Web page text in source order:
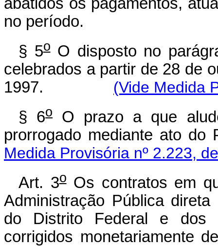
abatidos os pagamentos,
no período.
§ 5oO disposto no
celebrados a partir de 28 de
1997.
(Vide Medida
§ 6oO prazo a que
prorrogado mediante
Medida Provisória nº 2.223,
Art. 3oOs contratos em
Administração Pública
do Distrito Federal e dos
corrigidos monetariamente